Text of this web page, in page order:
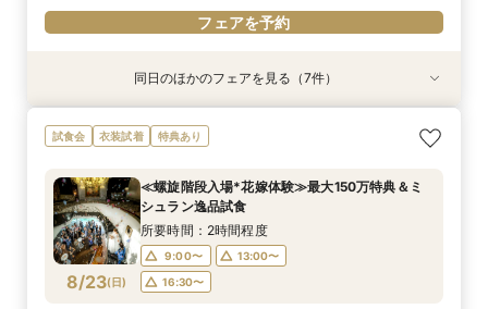
フェアを予約
衣装試着 特典あり
8/22(土)
≪1軒目見学がお得≫お祝いギフト付☆ゼロから
わかる*和牛試食付
9:00〜
13:00〜
16:30〜
フェアを予約
8/22(土)
≪45分で完結≫営業なし、見るだけOKの自由な
見学会
9:00〜
12:00〜
15:00〜
16:30〜
18:00〜
衣装試着 特典あり
8/22(土)
≪螺旋階段入場*花嫁体験≫最大150万特典＆ミ
シュラン逸品試食
9:00〜
13:00〜
16:30〜
フェアを予約
衣装試着 特典あり
8/22(土)
≪迷ったらこのフェア≫螺旋階段×最大150万優
待×無料和牛試食
9:00〜
13:00〜
16:30〜
フェアを予約
8/22(土)
≪オンライン相談≫30分～OK！会場/金額/日程
*聞きたいことだけ
11:00〜
12:00〜
13:00〜
15:00〜
17:00〜
衣装試着 特典あり
8/22(土)
≪マイナビ限定フェア≫試食付*3会場見学キャ
ンペーン／BIGフェア
9:00〜
13:00〜
16:30〜
フェアを予約
衣装試着 特典あり
8/22(土)
月1限定【4会場見学ツアー】1日で全てわかる！
特典×試食フェア
9:00〜
13:00〜
16:30〜
フェアを予約
同日のほかのフェアを見る（7件）
試食会 衣装試着 特典あり
8/23(日)
≪螺旋階段入場*花嫁体験≫最大150万特典＆ミ
シュラン逸品試食
所要時間：2時間程度
9:00〜
13:00〜
16:30〜